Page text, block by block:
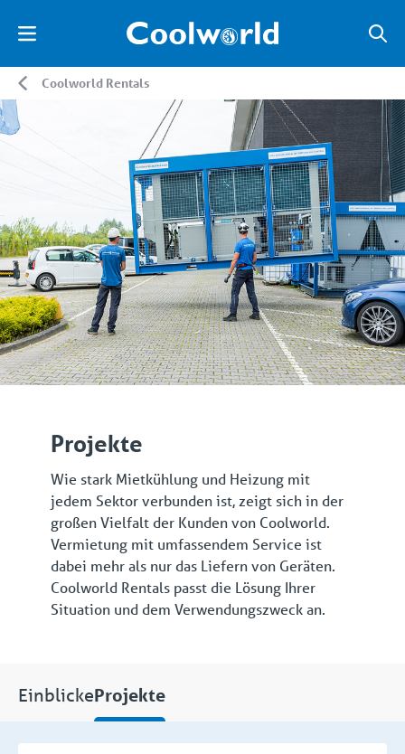
Coolworld Rentals
Projekte
Wie stark Mietkühlung und Heizung mit
jedem Sektor verbunden ist, zeigt sich in der
großen Vielfalt der Kunden von Coolworld.
Vermietung mit umfassendem Service ist
dabei mehr als nur das Liefern von Geräten.
Coolworld Rentals passt die Lösung Ihrer
Situation und dem Verwendungszweck an.
EinblickeProjekte